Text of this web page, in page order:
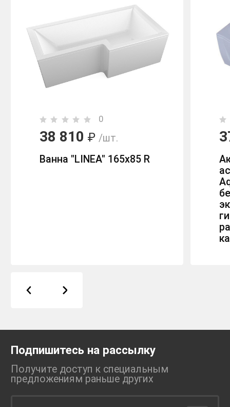
0
38 810 ₽ /шт.
Ванна "LINEA" 165х85 R
Подпишитесь на рассылку
Получите доступ к специальным
предложениям раньше других